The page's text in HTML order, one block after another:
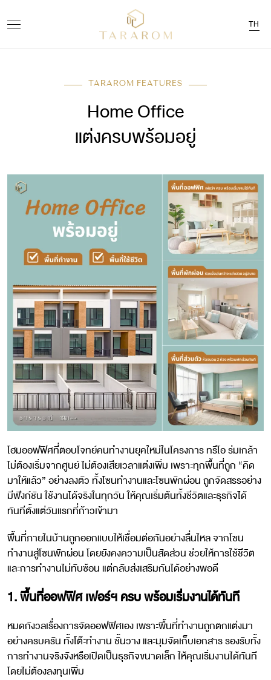
TH
TARAROM FEATURES
Home Office
แต่งครบพร้อมอยู่
โฮมออฟฟิศที่ตอบโจทย์คนทำงานยุคใหม่ในโครงการ ทรีโอ ร่มเกล้า
ไม่ต้องเริ่มจากศูนย์ ไม่ต้องเสียเวลาแต่งเพิ่ม เพราะทุกพื้นที่ถูก “คิด
มาให้แล้ว” อย่างลงตัว ทั้งโซนทำงานและโซนพักผ่อน ถูกจัดสรรอย่าง
มีฟังก์ชัน ใช้งานได้จริงในทุกวัน ให้คุณเริ่มต้นทั้งชีวิตและธุรกิจได้
ทันทีตั้งแต่วันแรกที่ก้าวเข้ามา
พื้นที่ภายในบ้านถูกออกแบบให้เชื่อมต่อกันอย่างลื่นไหล จากโซน
ทำงานสู่โซนพักผ่อน โดยยังคงความเป็นสัดส่วน ช่วยให้การใช้ชีวิต
และการทำงานไม่ทับซ้อน แต่กลับส่งเสริมกันได้อย่างพอดี
1. พื้นที่ออฟฟิศ เฟอร์ฯ ครบ พร้อมเริ่มงานได้ทันที
หมดกังวลเรื่องการจัดออฟฟิศเอง เพราะพื้นที่ทำงานถูกตกแต่งมา
อย่างครบครัน ทั้งโต๊ะทำงาน ชั้นวาง และมุมจัดเก็บเอกสาร รองรับทั้ง
การทำงานจริงจังหรือเปิดเป็นธุรกิจขนาดเล็ก ให้คุณเริ่มงานได้ทันที
โดยไม่ต้องลงทุนเพิ่ม